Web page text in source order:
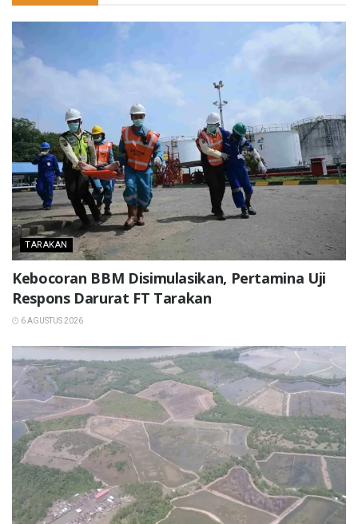
TARAKAN
Kebocoran BBM Disimulasikan, Pertamina Uji
Respons Darurat FT Tarakan
6 AGUSTUS 2026